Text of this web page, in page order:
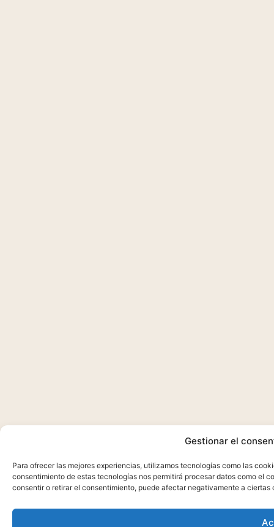
Gestionar el
Para ofrecer las mejores experiencias, utilizamos tecnologías como las
consentimiento de estas tecnologías nos permitirá procesar datos como el
consentir o retirar el consentimiento, puede afectar negativamente a